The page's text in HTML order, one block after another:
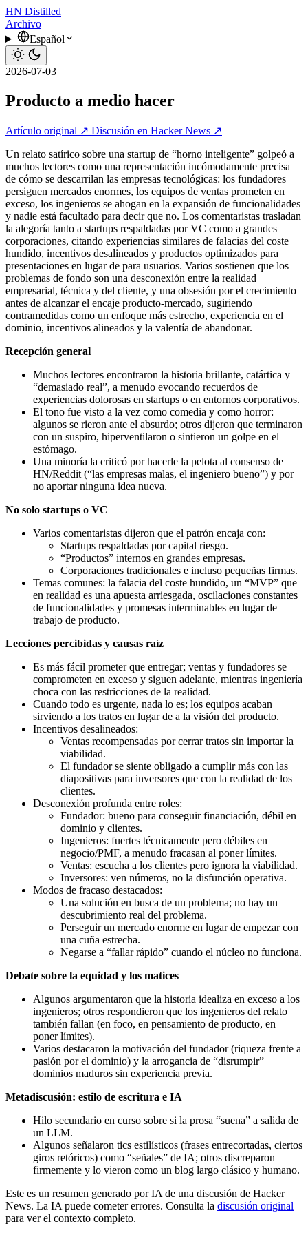
HN Distilled
Archivo
Español
2026-07-03
Producto a medio hacer
Artículo original ↗ Discusión en Hacker News ↗
Un relato satírico sobre una startup de “horno inteligente” golpeó a
muchos lectores como una representación incómodamente precisa
de cómo se descarrilan las empresas tecnológicas: los fundadores
persiguen mercados enormes, los equipos de ventas prometen en
exceso, los ingenieros se ahogan en la expansión de funcionalidades
y nadie está facultado para decir que no. Los comentaristas trasladan
la alegoría tanto a startups respaldadas por VC como a grandes
corporaciones, citando experiencias similares de falacias del coste
hundido, incentivos desalineados y productos optimizados para
presentaciones en lugar de para usuarios. Varios sostienen que los
problemas de fondo son una desconexión entre la realidad
empresarial, técnica y del cliente, y una obsesión por el crecimiento
antes de alcanzar el encaje producto-mercado, sugiriendo
contramedidas como un enfoque más estrecho, experiencia en el
dominio, incentivos alineados y la valentía de abandonar.
Recepción general
Muchos lectores encontraron la historia brillante, catártica y
“demasiado real”, a menudo evocando recuerdos de
experiencias dolorosas en startups o en entornos corporativos.
El tono fue visto a la vez como comedia y como horror:
algunos se rieron ante el absurdo; otros dijeron que terminaron
con un suspiro, hiperventilaron o sintieron un golpe en el
estómago.
Una minoría la criticó por hacerle la pelota al consenso de
HN/Reddit (“las empresas malas, el ingeniero bueno”) y por
no aportar ninguna idea nueva.
No solo startups o VC
Varios comentaristas dijeron que el patrón encaja con:
Startups respaldadas por capital riesgo.
“Productos” internos en grandes empresas.
Corporaciones tradicionales e incluso pequeñas firmas.
Temas comunes: la falacia del coste hundido, un “MVP” que
en realidad es una apuesta arriesgada, oscilaciones constantes
de funcionalidades y promesas interminables en lugar de
trabajo de producto.
Lecciones percibidas y causas raíz
Es más fácil prometer que entregar; ventas y fundadores se
comprometen en exceso y siguen adelante, mientras ingeniería
choca con las restricciones de la realidad.
Cuando todo es urgente, nada lo es; los equipos acaban
sirviendo a los tratos en lugar de a la visión del producto.
Incentivos desalineados:
Ventas recompensadas por cerrar tratos sin importar la
viabilidad.
El fundador se siente obligado a cumplir más con las
diapositivas para inversores que con la realidad de los
clientes.
Desconexión profunda entre roles:
Fundador: bueno para conseguir financiación, débil en
dominio y clientes.
Ingenieros: fuertes técnicamente pero débiles en
negocio/PMF, a menudo fracasan al poner límites.
Ventas: escucha a los clientes pero ignora la viabilidad.
Inversores: ven números, no la disfunción operativa.
Modos de fracaso destacados:
Una solución en busca de un problema; no hay un
descubrimiento real del problema.
Perseguir un mercado enorme en lugar de empezar con
una cuña estrecha.
Negarse a “fallar rápido” cuando el núcleo no funciona.
Debate sobre la equidad y los matices
Algunos argumentaron que la historia idealiza en exceso a los
ingenieros; otros respondieron que los ingenieros del relato
también fallan (en foco, en pensamiento de producto, en
poner límites).
Varios destacaron la motivación del fundador (riqueza frente a
pasión por el dominio) y la arrogancia de “disrumpir”
dominios maduros sin experiencia previa.
Metadiscusión: estilo de escritura e IA
Hilo secundario en curso sobre si la prosa “suena” a salida de
un LLM.
Algunos señalaron tics estilísticos (frases entrecortadas, ciertos
giros retóricos) como “señales” de IA; otros discreparon
firmemente y lo vieron como un blog largo clásico y humano.
Este es un resumen generado por IA de una discusión de Hacker
News. La IA puede cometer errores. Consulta la discusión original
para ver el contexto completo.